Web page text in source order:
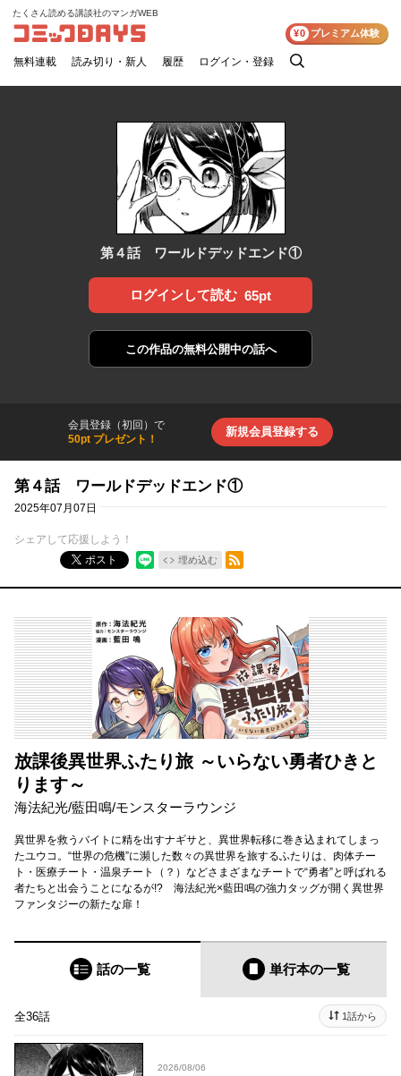
コミックDAYS
たくさん読める講談社のマンガWEB
無料連載 読み切り・新人 履歴 ログイン・登録
検
¥0 プレミアム体験
第４話 ワールドデッドエンド①
ログインして読む 65pt
この作品の無料公開中の話へ
会員登録（初回）で
50pt プレゼント！
新規会員登録する
第４話 ワールドデッドエンド①
2025年07月07日
シェアして応援しよう！
ポスト
埋め込む
RSSフィード
放課後異世界ふたり旅 ～いらない勇者ひきと
ります～
海法紀光/藍田鳴/モンスターラウンジ
異世界を救うバイトに精を出すナギサと、異世界転移に巻き込まれてしまっ
たユウコ。“世界の危機”に瀕した数々の異世界を旅するふたりは、肉体チー
ト・医療チート・温泉チート（？）などさまざまなチートで“勇者”と呼ばれる
者たちと出会うことになるが!? 海法紀光×藍田鳴の強力タッグが開く異世界
ファンタジーの新たな扉！
話の一覧 単行本の一覧
全36話 1話から
2026/08/06